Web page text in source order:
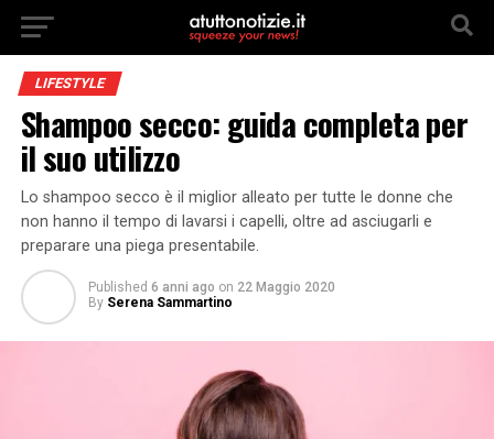
LIFESTYLE
Shampoo secco: guida completa per
il suo utilizzo
Lo shampoo secco è il miglior alleato per tutte le donne che
non hanno il tempo di lavarsi i capelli, oltre ad asciugarli e
preparare una piega presentabile.
Published 6 anni ago on 22 Maggio 2020
By Serena Sammartino